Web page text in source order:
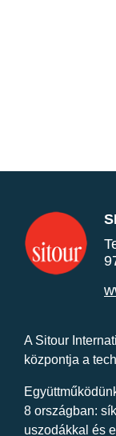
A Sitour
központja a
8 országban:
uszodákkal és